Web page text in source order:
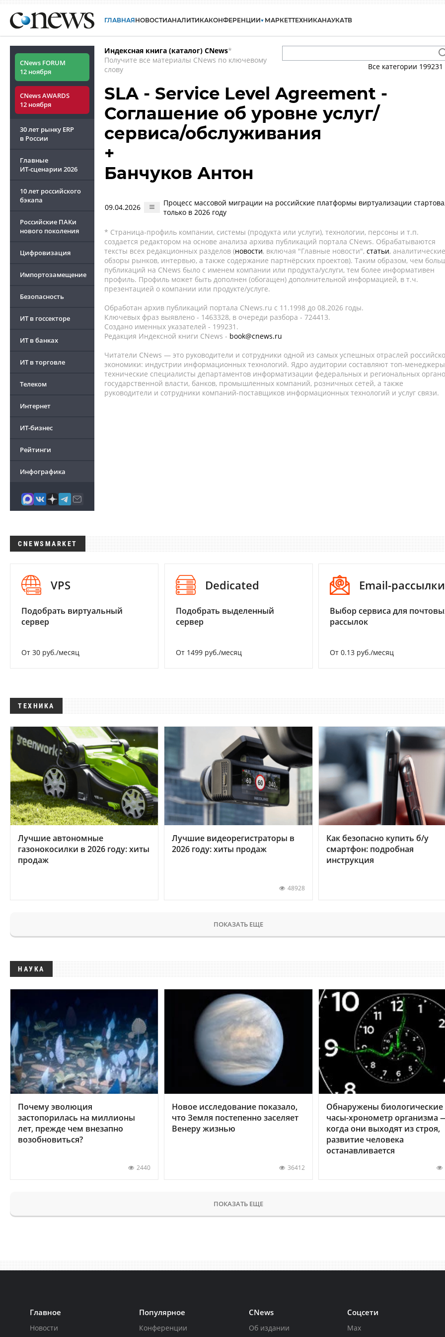
ГЛАВНАЯНОВОСТИАНАЛИТИКАКОНФЕРЕНЦИИ МАРКЕТТЕХНИКАНАУКАТВ
CNews FORUM
12 ноября
CNews AWARDS
12 ноября
30 лет рынку ERP
в России
Главные
ИТ-сценарии 2026
10 лет российского
бэкапа
Российские ПАКи
нового поколения
Цифровизация
Импортозамещение
Безопасность
ИТ в госсекторе
ИТ в банках
ИТ в торговле
Телеком
Интернет
ИТ-бизнес
Рейтинги
Инфографика
Индексная книга (каталог) CNews*
Получите все материалы CNews по ключевому
слову
Все категории 199231
SLA - Service Level Agreement -
Соглашение об уровне услуг/
сервиса/обслуживания
+
Банчуков Антон
09.04.2026
Процесс массовой миграции на российские платформы виртуализации
только в 2026 году
* Страница-профиль компании, системы (продукта или услуги), технологии, персоны и т.п.
создается редактором на основе анализа архива публикаций портала CNews. Обрабатываются
тексты всех редакционных разделов (новости, включая "Главные новости", статьи, аналитические
обзоры рынков, интервью, а также содержание партнёрских проектов). Таким образом, чем
публикаций на CNews было с именем компании или продукта/услуги, тем более информативен
профиль. Профиль может быть дополнен (обогащен) дополнительной информацией, в т.ч.
презентацией о компании или продукте/услуге.
Обработан архив публикаций портала CNews.ru c 11.1998 до 08.2026 годы.
Ключевых фраз выявлено - 1463328, в очереди разбора - 724413.
Создано именных указателей - 199231.
Редакция Индексной книги CNews - book@cnews.ru
Читатели CNews — это руководители и сотрудники одной из самых успешных отраслей
экономики: индустрии информационных технологий. Ядро аудитории составляют топ-
технические специалисты департаментов информатизации федеральных и региональных
государственной власти, банков, промышленных компаний, розничных сетей, а также
руководители и сотрудники компаний-поставщиков информационных технологий и услуг связи.
CNEWSMARKET
VPS
Подобрать виртуальный
сервер
От 30 руб./месяц
Dedicated
Подобрать выделенный
сервер
От 1499 руб./месяц
Email-рассылки
Выбор сервиса для
рассылок
От 0.13 руб./месяц
ТЕХНИКА
Лучшие автономные
газонокосилки в 2026 году: хиты
продаж
Лучшие видеорегистраторы в
2026 году: хиты продаж
48928
Как безопасно купить б/у
смартфон: подробная
инструкция
ПОКАЗАТЬ ЕЩЕ
НАУКА
Почему эволюция
застопорилась на миллионы
лет, прежде чем внезапно
возобновиться?
2440
Новое исследование показало,
что Земля постепенно заселяет
Венеру жизнью
36412
Обнаружены биологические
часы-хронометр организма
когда они выходят из строя,
развитие человека
останавливается
ПОКАЗАТЬ ЕЩЕ
Главное
Новости
Популярное
Конференции
CNews
Об издании
Соцсети
Max